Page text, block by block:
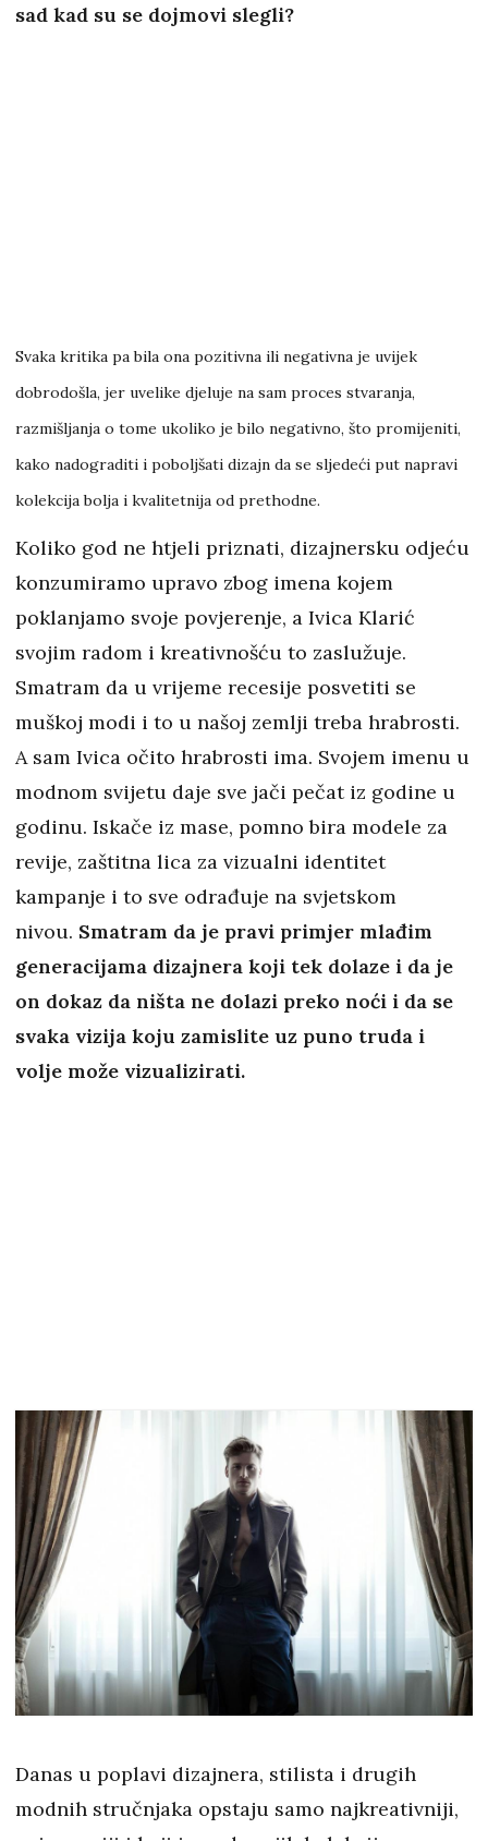
sad kad su se dojmovi slegli?
Svaka kritika pa bila ona pozitivna ili negativna je uvijek
dobrodošla, jer uvelike djeluje na sam proces stvaranja,
razmišljanja o tome ukoliko je bilo negativno, što promijeniti,
kako nadograditi i poboljšati dizajn da se sljedeći put napravi
kolekcija bolja i kvalitetnija od prethodne.
Koliko god ne htjeli priznati, dizajnersku odjeću
konzumiramo upravo zbog imena kojem
poklanjamo svoje povjerenje, a Ivica Klarić
svojim radom i kreativnošću to zaslužuje.
Smatram da u vrijeme recesije posvetiti se
muškoj modi i to u našoj zemlji treba hrabrosti.
A sam Ivica očito hrabrosti ima. Svojem imenu u
modnom svijetu daje sve jači pečat iz godine u
godinu. Iskače iz mase, pomno bira modele za
revije, zaštitna lica za vizualni identitet
kampanje i to sve odrađuje na svjetskom
nivou. Smatram da je pravi primjer mlađim
generacijama dizajnera koji tek dolaze i da je
on dokaz da ništa ne dolazi preko noći i da se
svaka vizija koju zamislite uz puno truda i
volje može vizualizirati.
Danas u poplavi dizajnera, stilista i drugih
modnih stručnjaka opstaju samo najkreativniji,